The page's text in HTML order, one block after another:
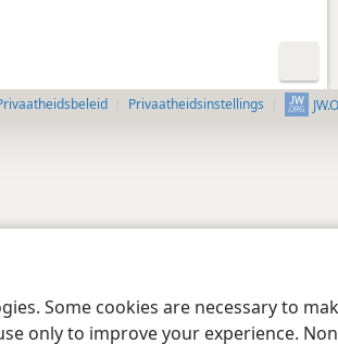
Some cookies are necessary to
only to improve your experience.
Privaatheidsinstellings